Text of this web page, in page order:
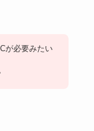
が必要みたい